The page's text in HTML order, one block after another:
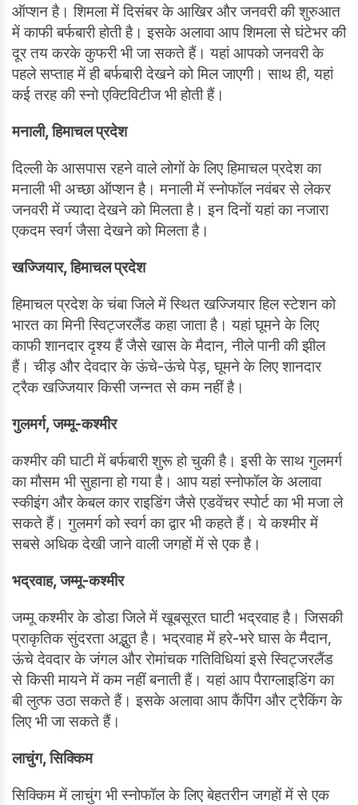
ऑप्शन है। शिमला में दिसंबर के आखिर और जनवरी की शुरुआत
में काफी बर्फबारी होती है। इसके अलावा आप शिमला से घंटेभर की
दूर तय करके कुफरी भी जा सकते हैं। यहां आपको जनवरी के
पहले सप्ताह में ही बर्फबारी देखने को मिल जाएगी। साथ ही, यहां
कई तरह की स्नो एक्टिविटीज भी होती हैं।
मनाली, ह‍िमाचल प्रदेश
दिल्ली के आसपास रहने वाले लोगों के लिए हिमाचल प्रदेश का
मनाली भी अच्छा ऑप्शन है। मनाली में स्नोफॉल नवंबर से लेकर
जनवरी में ज्यादा देखने को मिलता है। इन दिनों यहां का नजारा
एकदम स्‍वर्ग जैसा देखने को मिलता है।
खज्जियार, हिमाचल प्रदेश
हिमाचल प्रदेश के चंबा जिले में स्थित खज्जियार हिल स्टेशन को
भारत का मिनी स्विट्जरलैंड कहा जाता है। यहां घूमने के लिए
काफी शानदार दृश्य हैं जैसे खास के मैदान, नीले पानी की झील
हैं। चीड़ और देवदार के ऊंचे-ऊंचे पेड़, घूमने के लिए शानदार
ट्रैक खज्जियार किसी जन्नत से कम नहीं है।
गुलमर्ग, जम्‍मू-कश्‍मीर
कश्मीर की घाटी में बर्फबारी शुरू हो चुकी है। इसी के साथ गुलमर्ग
का मौसम भी सुहाना हो गया है। आप यहां स्नोफॉल के अलावा
स्कीइंग और केबल कार राइडिंग जैसे एडवेंचर स्‍पोर्ट का भी मजा ले
सकते हैं। गुलमर्ग को स्वर्ग का द्वार भी कहते हैं। ये कश्मीर में
सबसे अधिक देखी जाने वाली जगहों में से एक है।
भद्रवाह, जम्मू-कश्मीर
जम्मू कश्मीर के डोडा जिले में खूबसूरत घाटी भद्रवाह है। जिसकी
प्राकृतिक सुंदरता अद्भुत है। भद्रवाह में हरे-भरे घास के मैदान,
ऊंचे देवदार के जंगल और रोमांचक गतिविधियां इसे स्विट्जरलैंड
से किसी मायने में कम नहीं बनाती हैं। यहां आप पैराग्लाइडिंग का
बी लुत्फ उठा सकते हैं। इसके अलावा आप कैंपिंग और ट्रैकिंग के
लिए भी जा सकते हैं।
लाचुंग, सिक्किम
सिक्किम में लाचुंग भी स्नोफॉल के लिए बेहतरीन जगहों में से एक